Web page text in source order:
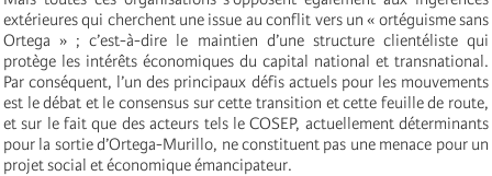
extérieures qui cherchent une issue au conflit vers un « ortéguisme sans
Ortega » ; c’est-à-dire le maintien d’une structure clientéliste qui
protège les intérêts économiques du capital national et transnational.
Par conséquent, l’un des principaux défis actuels pour les mouvements
est le débat et le consensus sur cette transition et cette feuille de route,
et sur le fait que des acteurs tels le COSEP, actuellement déterminants
pour la sortie d’Ortega-Murillo, ne constituent pas une menace pour un
projet social et économique émancipateur.